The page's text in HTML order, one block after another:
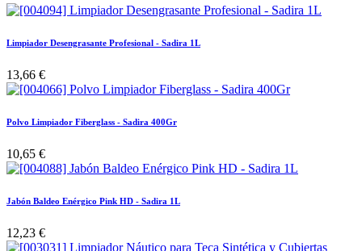
Limpiador Desengrasante Profesional - Sadira 1L
13,66 €
Polvo Limpiador Fiberglass - Sadira 400Gr
10,65 €
Jabón Baldeo Enérgico Pink HD - Sadira 1L
12,23 €